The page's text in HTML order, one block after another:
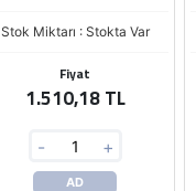
Stok Miktarı : Stokta Var
Fiyat
1.510,18 TL
- +
AD